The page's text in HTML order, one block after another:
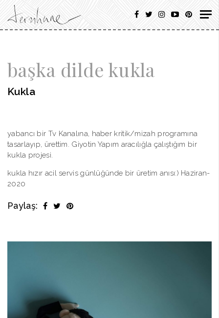
başka dilde kukla
Kukla
yabancı bir Tv Kanalına, haber kritik/mizah programına
tasarlayıp, ürettim. Giyotin Yapım aracılığla çalıştığım bir
kukla projesi.
kukla hızır acil servis günlüğünde bir üretim anısı:) Haziran-
2020
Paylaş: